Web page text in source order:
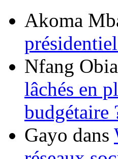
Akoma
Nfang
lâchés en
budgétaire
Gayo dans